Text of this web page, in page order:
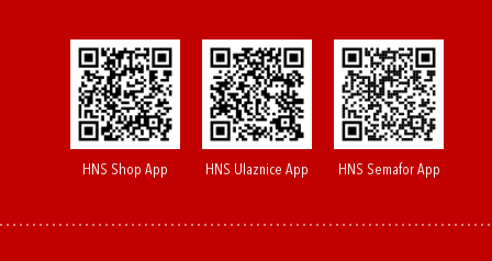
HNS Shop App HNS Ulaznice App HNS Semafor App